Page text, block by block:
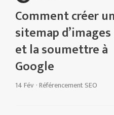
Comment créer
sitemap d’images
et la soumettre à
Google
14 Fév ·Référencement SEO